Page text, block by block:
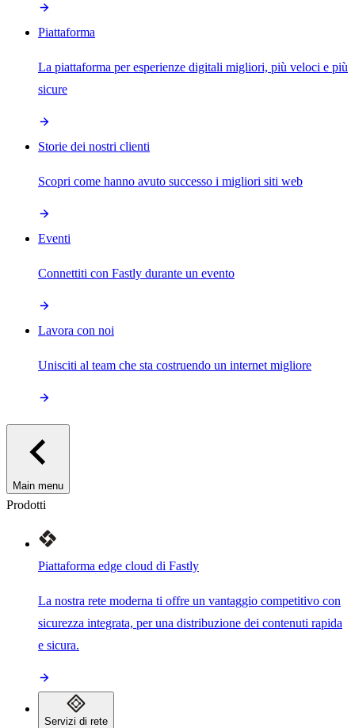
Piattaforma
La piattaforma per esperienze digitali migliori, più veloci e più
sicure
Storie dei nostri clienti
Scopri come hanno avuto successo i migliori siti web
Eventi
Connettiti con Fastly durante un evento
Lavora con noi
Unisciti al team che sta costruendo un internet migliore
Main menu
Prodotti
Piattaforma edge cloud di Fastly
La nostra rete moderna ti offre un vantaggio competitivo con
sicurezza integrata, per una distribuzione dei contenuti rapida
e sicura.
Servizi di rete